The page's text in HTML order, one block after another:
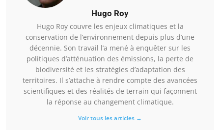
Hugo Roy
Hugo Roy couvre les enjeux climatiques et la
conservation de l’environnement depuis plus d’une
décennie. Son travail l’a mené à enquêter sur les
politiques d’atténuation des émissions, la perte de
biodiversité et les stratégies d’adaptation des
territoires. Il s’attache à rendre compte des avancées
scientifiques et des réalités de terrain qui façonnent
la réponse au changement climatique.
Voir tous les articles →